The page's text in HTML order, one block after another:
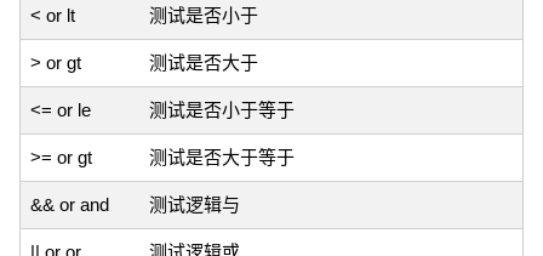
< or lt 测试是否小于
> or gt 测试是否大于
<= or le 测试是否小于等于
>= or gt 测试是否大于等于
&& or and 测试逻辑与
|| or or 测试逻辑或